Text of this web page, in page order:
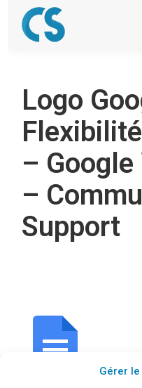
Gérer
Logo
–
–
Support